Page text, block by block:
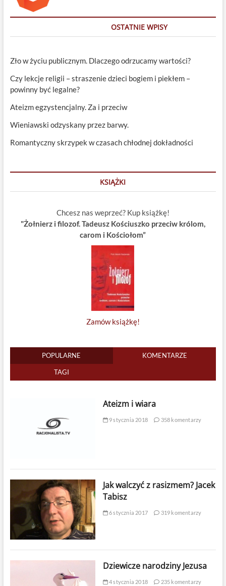
OSTATNIE WPISY
Zło w życiu publicznym. Dlaczego odrzucamy wartości?
Czy lekcje religii – straszenie dzieci bogiem i piekłem –
powinny być legalne?
Ateizm egzystencjalny. Za i przeciw
Wieniawski odzyskany przez barwy.
Romantyczny skrzypek w czasach chłodnej dokładności
KSIĄŻKI
Chcesz nas weprzeć? Kup książkę!
"Żołnierz i filozof. Tadeusz Kościuszko przeciw królom,
carom i Kościołom”
Zamów książkę!
POPULARNE KOMENTARZE
TAGI
Ateizm i wiara
9 stycznia 2018 358 komentarzy
Jak walczyć z rasizmem? Jacek
Tabisz
6 stycznia 2017 319 komentarzy
Dziewicze narodziny Jezusa
4 stycznia 2018 235 komentarzy